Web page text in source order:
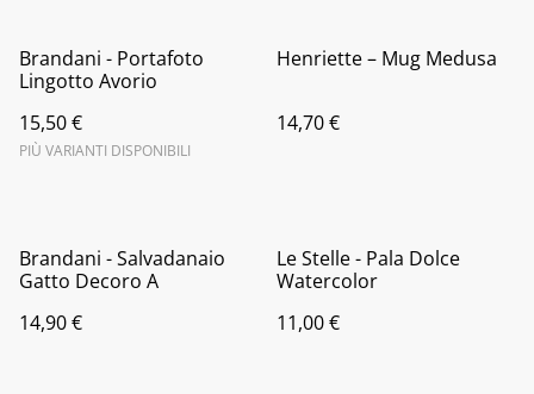
Brandani - Portafoto
Lingotto Avorio
15,50 €
PIÙ VARIANTI DISPONIBILI
Henriette – Mug Medusa
14,70 €
Brandani - Salvadanaio
Gatto Decoro A
14,90 €
Le Stelle - Pala Dolce
Watercolor
11,00 €